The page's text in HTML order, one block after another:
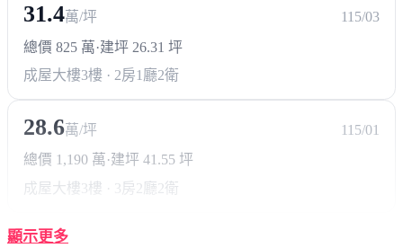
31.4萬/坪
115/03
總價 825 萬·建坪 26.31 坪
成屋大樓3樓 · 2房1廳2衛
28.6萬/坪
115/01
總價 1,190 萬 ·建坪 41.55 坪
成屋大樓 3樓 · 3房2廳2衛
顯示更多